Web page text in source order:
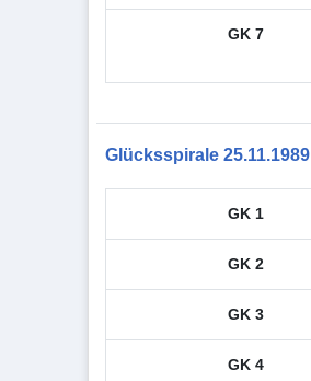
GK 7
Glücksspirale 25.11.1989
GK 1
GK 2
GK 3
GK 4